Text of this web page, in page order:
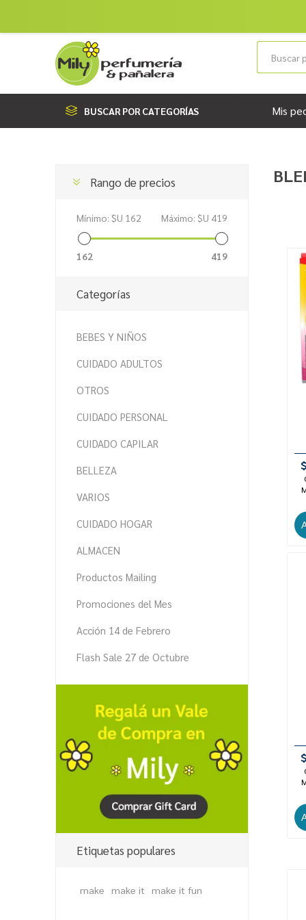
BUSCAR POR CATEGORÍAS Mis
Rango de precios
Mínimo: $U 162 Máximo: $U 419
162 419
Categorías
BEBES Y NIÑOS
CUIDADO ADULTOS
OTROS
CUIDADO PERSONAL
CUIDADO CAPILAR
BELLEZA
VARIOS
CUIDADO HOGAR
ALMACEN
Productos Mailing
Promociones del Mes
Acción 14 de Febrero
Flash Sale 27 de Octubre
Etiquetas populares
make make it make it fun